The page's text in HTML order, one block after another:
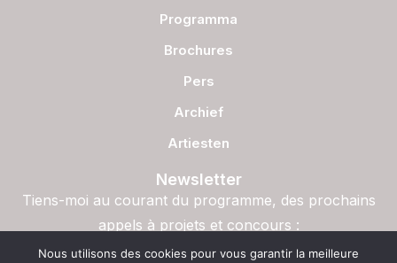
Programma
Brochures
Pers
Archief
Artiesten
Newsletter
Tiens-moi au courant du programme, des prochains
appels à projets et concours :
S'inscrire
Nous utilisons des cookies pour vous garantir la meilleure